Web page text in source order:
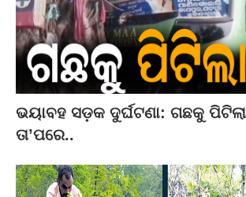
ଭୟାବହ ସଡ଼କ ଦୁର୍ଘଟଣା: ଗଛକୁ
ତା’ପରେ..